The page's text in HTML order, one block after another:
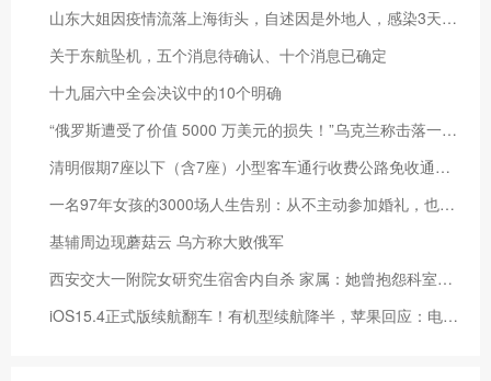
山东大姐因疫情流落上海街头，自述因是外地人，感染3天没人管
关于东航坠机，五个消息待确认、十个消息已确定
十九届六中全会决议中的10个明确
“俄罗斯遭受了价值 5000 万美元的损失！”乌克兰称击落一架苏-35
清明假期7座以下（含7座）小型客车通行收费公路免收通行费
一名97年女孩的3000场人生告别：从不主动参加婚礼，也不主动说再见
基辅周边现蘑菇云 乌方称大败俄军
西安交大一附院女研究生宿舍内自杀 家属：她曾抱怨科室带教老师很凶
iOS15.4正式版续航翻车！有机型续航降半，苹果回应：电池续航变化是正常的，可先观察一段时间